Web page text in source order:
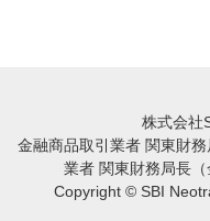
株式会社
金融商品取引業者 関東財
業者 関東財務局長
Copyright © SBI